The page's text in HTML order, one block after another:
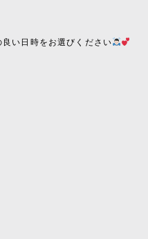
良い日時をお選びください